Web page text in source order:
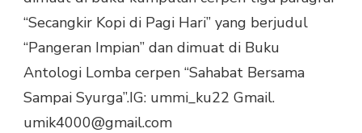
“Secangkir Kopi di Pagi Hari” yang berjudul
“Pangeran Impian” dan dimuat di Buku
Antologi Lomba cerpen “Sahabat Bersama
Sampai Syurga”.IG: ummi_ku22 Gmail.
umik4000@gmail.com